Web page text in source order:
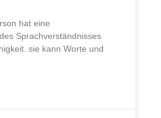
hat eine
Sprachverständnisses
sie kann Worte und